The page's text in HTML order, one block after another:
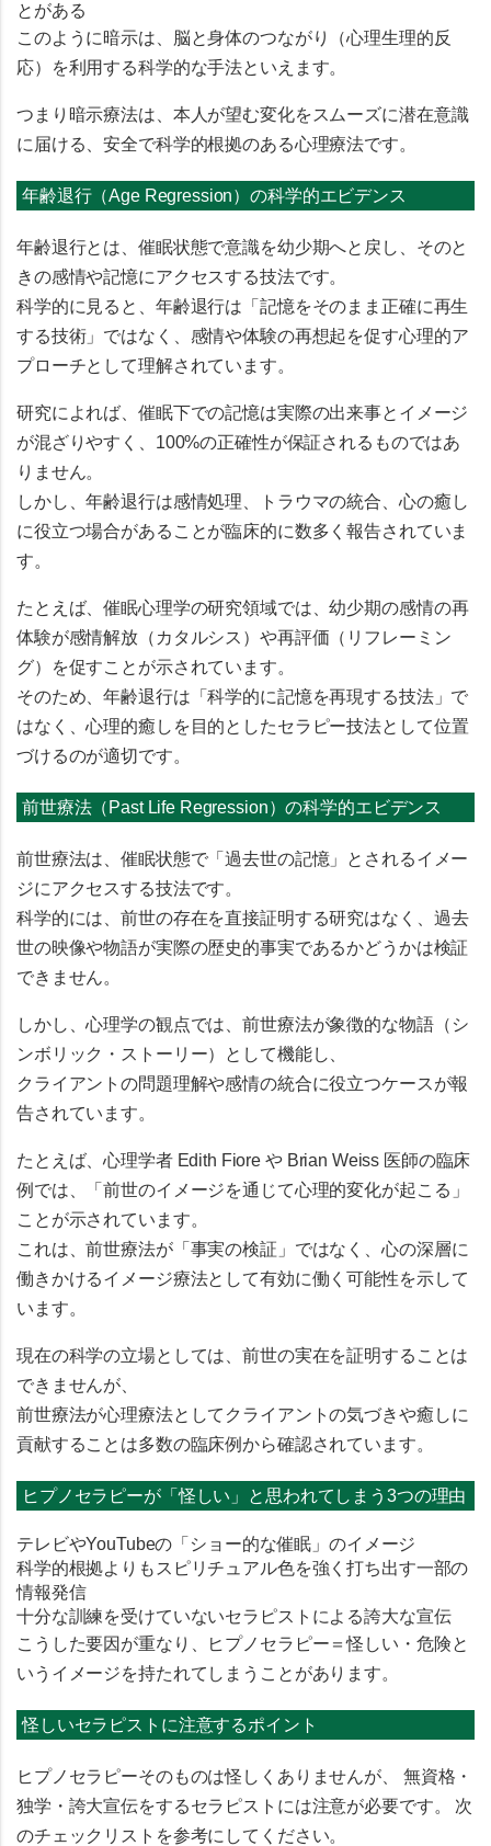
とがある
このように暗示は、
脳と身体のつながり（心理生理的反
応）を利用する科学的な手法といえます。
つまり暗示療法は、 本人が望む変化をスムーズに潜在意識
に届ける、安全で科学的根拠のある心理療法です。
年齢退行（Age Regression）の科学的エビデンス
年齢退行とは、催眠状態で意識を幼少期へと戻し、そのと
きの感情や記憶にアクセスする技法です。
科学的に見ると、年齢退行は「記憶をそのまま正確に再生
する技術」ではなく、 感情や体験の再想起を促す心理的ア
プローチとして理解されています。
研究によれば、催眠下での記憶は実際の出来事とイメージ
が混ざりやすく、100%の正確性が保証されるものではあ
りません。
しかし、年齢退行は感情処理、トラウマの統合、心の癒し
に役立つ場合があることが臨床的に数多く報告されていま
す。
たとえば、催眠心理学の研究領域では、幼少期の感情の再
体験が感情解放（カタルシス）や再評価（リフレーミン
グ）を促すことが示されています。
そのため、年齢退行は「科学的に記憶を再現する技法」で
はなく、心理的癒しを目的としたセラピー技法として位置
づけるのが適切です。
前世療法（Past Life Regression）の科学的エビデンス
前世療法は、催眠状態で「過去世の記憶」とされるイメー
ジにアクセスする技法です。
科学的には、前世の存在を直接証明する研究はなく、 過去
世の映像や物語が実際の歴史的事実であるかどうかは検証
できません。
しかし、心理学の観点では、前世療法が象徴的な物語（シ
ンボリック・ストーリー） として機能し、
クライアントの問題理解や感情の統合に役立つケースが報
告されています。
たとえば、心理学者 Edith Fiore や Brian Weiss 医師の臨床
例では、
「前世のイメージを通じて心理的変化が起こる」
ことが示されています。
これは、前世療法が「事実の検証」ではなく、心の深層に
働きかけるイメージ療法として有効に働く可能性を示して
います。
現在の科学の立場としては、前世の実在を証明することは
できませんが、
前世療法が心理療法としてクライアントの気づきや癒しに
貢献することは多数の臨床例から確認されています。
ヒプノセラピーが「怪しい」と思われてしまう3つの理由
テレビやYouTubeの「ショー的な催眠」のイメージ
科学的根拠よりもスピリチュアル色を強く打ち出す一部の
情報発信
十分な訓練を受けていないセラピストによる誇大な宣伝
こうした要因が重なり、
ヒプノセラピー＝怪しい・危険と
いうイメージを持たれてしまうことがあります。
怪しいセラピストに注意するポイント
ヒプノセラピーそのものは怪しくありませんが、 無資格・
独学・誇大宣伝をするセラピスト には注意が必要です。 次
のチェックリストを参考にしてください。